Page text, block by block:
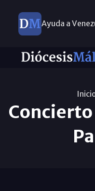
Ayuda a
Concierto